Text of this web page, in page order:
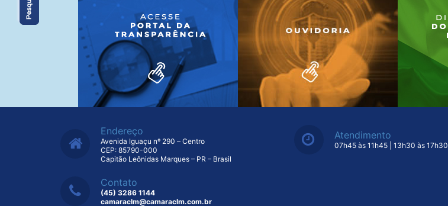
Endereço
Avenida Iguaçu nº 290 – Centro
CEP: 85790-000
Capitão Leônidas Marques – PR – Brasil
Contato
(45) 3286 1144
camaraclm@camaraclm.com.br
Atendimento
07h45 às 11h45 | 13h30 às 17h30